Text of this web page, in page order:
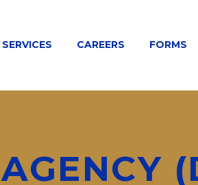
CAREERS FORMS